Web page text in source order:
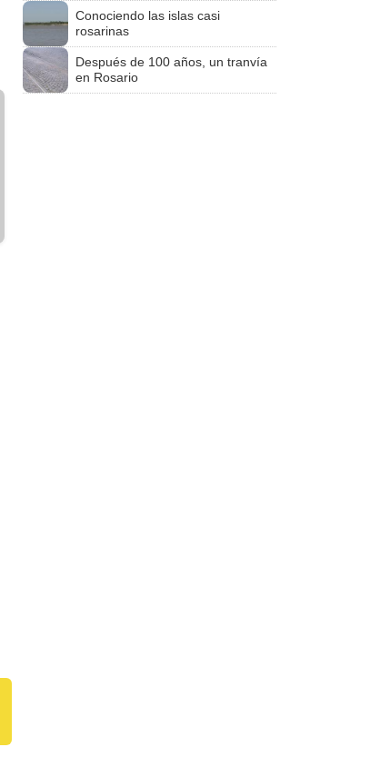
Conociendo las islas casi
rosarinas
Después de 100 años, un tranvía
en Rosario